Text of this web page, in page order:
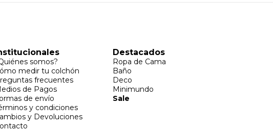
somos?
medir tu colchón
frecuentes
de Pagos
de envío
y condiciones
y Devoluciones
Destacados
Ropa de Cama
Baño
Deco
Minimundo
Sale